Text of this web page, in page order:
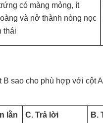
có màng mỏng, ít
và nở thành nòng nọc
thái
sao cho phù hợp với cột
lằn C. Trả lời
B.